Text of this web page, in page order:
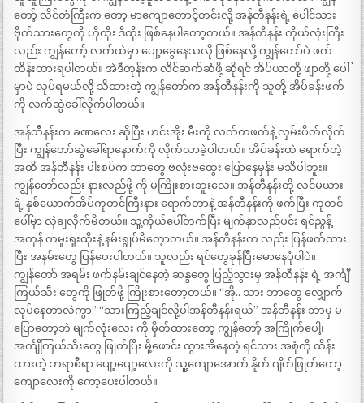
တော့် လိင်တံကြီးက တော့ မာကျောတောင့်တင်းလို့ အန်တီနန်းရဲ့ ပေါင်သား
ဗိုက်သားတွေကို ဟိုထိုး ဒီထိုး ဖြစ်နေပါတော့တယ်။ အန်တီနန်း ကိုယ်လုံးကြီး
လည်း ကျွန်တော့် လက်ထဲမှာ ပျော့ခွေနေသလို ဖြစ်နေလို့ ကျွန်တော်ပဲ ဖက်
ထိန်းထားရပါတယ်။ အဲဒီတုန်းက လိင်ဆက်ဆံဖို့ ဆိုရင် အိပ်ယာတို့ ဖျာတို့ ပေါ်
မှာပဲ လုပ်ရမယ်လို့ သိထားတဲ့ ကျွန်တော်က အန်တီနန်းကို သူတို့ အိပ်ခန်းဖက်
ကို လက်ဆွဲခေါ်လိုက်ပါတယ်။
အန်တီနန်းက ခဏလေး ဆိုပြီး ဟင်းအိုး မီးကို လက်တဖက်နဲ့ လှမ်းပိတ်လိုက်
ပြီး ကျွန်တော်ဆွဲခေါ်ရာနောက်ကို လိုက်လာခဲ့ပါတယ်။ အိပ်ခန်းထဲ ရောက်တဲ့
အထိ အန်တီနန်း ပါးစပ်က ဘာတွေ ဗလုံးဗထွေး ပြောနေမှန်း မသိပါဘူး။
ကျွန်တော်လည်း နားလည်ဖို့ ကို မကြိုးစားဘူးလေ။ အန်တီနန်းတို့ လင်မယား
ရဲ့ နှစ်ယောက်အိပ်ကုတင်ကြီးနား ရောက်တာနဲ့ အန်တီနန်းကို ဖက်ပြီး ကုတင်
ပေါ်မှာ လှဲချလိုက်မိတယ်။ သူ့ကိုယ်ပေါ်တက်ပြီး မျက်နှာလည်ပင်း ရင်ညွန့်
အကုန် ကမူးရူးထိုးနဲ့ နမ်းရွုပ်မိတေ့ာတယ်။ အန်တီနန်းက လည်း ပြန်ဖက်ထား
ပြီး အနမ်းတွေ ပြန်ပေးပါတယ်။ သူလည်း ရင်တွေခုန်ပြီးမောနေပုံပါပဲ။
ကျွန်တော် အရမ်း ဖက်နမ်းချင်နေတဲ့ ဆန္ဒတွေ ပြည့်သွားမှ အန်တီနန်း ရဲ့ အင်္ကျီ
ကြယ်သီး တွေကို ဖြုတ်ဖို့ ကြိုးစားတော့တယ်။ “အို.. သား ဘာတွေ လျှောက်
လုပ်နေတာလဲကွာ” “သားကြည့်ချင်လို့ပါအန်တီနန်းရယ်” အန်တီနန်း ဘာမှ မ
ပြောတော့ဘဲ မျက်လုံးလေး ကို မှိတ်ထားတော့ ကျွန်တော့် အကြိုက်ပေါ့၊
အင်္ကျီကြယ်သီးတွေ ဖြုတ်ပြီး မို့ဖောင်း ထွားအိနေတဲ့ ရင်သား အစုံကို ထိန်း
ထားတဲ့ ဘရာစီရာ ပျော့ပျော့လေးကို သူ့ကျောအောက် နိူက် ဂျိတ်ဖြုတ်တော့
ကျောလေးကို ကော့ပေးပါတယ်။